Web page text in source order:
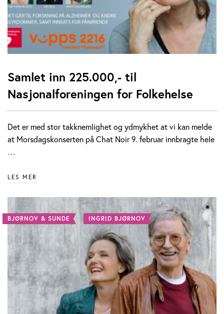
Samlet inn 225.000,- til
Nasjonalforeningen for Folkehelse
Det er med stor takknemlighet og ydmykhet at vi kan melde
at Morsdagskonserten på Chat Noir 9. februar innbragte hele
…
LES MER
BJØRNOV & SUNDE INGRID BJØRNOV